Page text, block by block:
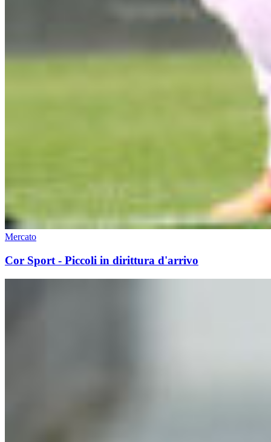
Mercato
Cor Sport - Piccoli in dirittura d'arrivo